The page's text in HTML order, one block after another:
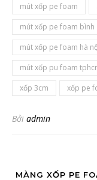
mút xốp pe foam
mút xốp pe foam bình
mút xốp pe foam hà
mút xốp pu foam
xốp 3cm
xốp pe
Bởi admin
MÀNG XỐP PE